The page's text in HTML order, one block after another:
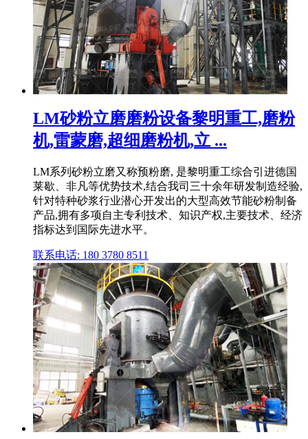
LM砂粉立磨磨粉设备黎明重工,磨粉
机,雷蒙磨,超细磨粉机,立 ...
LM系列砂粉立磨又称预粉磨, 是黎明重工综合引进德国
莱歇、非凡等优势技术,结合我司三十余年研发制造经验,
针对特种砂浆行业潜心开发出的大型高效节能砂粉制备
产品,拥有多项自主专利技术、知识产权,主要技术、经济
指标达到国际先进水平。
联系电话: 180 3780 8511